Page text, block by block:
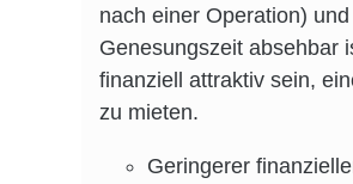
nach einer Operation)
Genesungszeit absehbar
finanziell attraktiv sein,
zu mieten.
Geringerer